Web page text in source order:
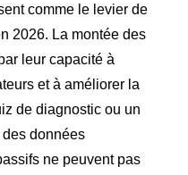
comme le levier de
2026. La montée des
leur capacité à
et à améliorer la
de diagnostic ou un
données
ne peuvent pas